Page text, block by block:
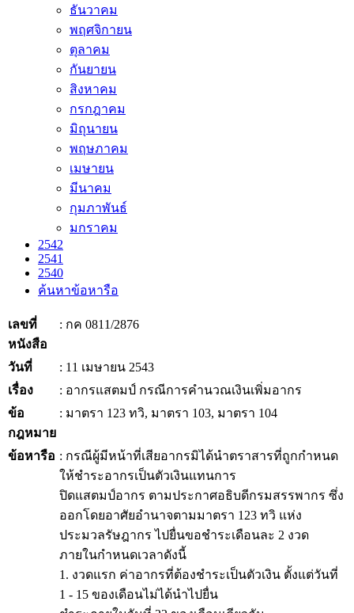
ธันวาคม
พฤศจิกายน
ตุลาคม
กันยายน
สิงหาคม
กรกฎาคม
มิถุนายน
พฤษภาคม
เมษายน
มีนาคม
กุมภาพันธ์
มกราคม
2542
2541
2540
ค้นหาข้อหารือ
เลขที่
หนังสือ
: กค 0811/2876
วันที่
: 11 เมษายน 2543
เรื่อง
: อากรแสตมป์ กรณีการคำนวณเงินเพิ่มอากร
ข้อ
กฎหมาย
: มาตรา 123 ทวิ, มาตรา 103, มาตรา 104
ข้อหารือ : กรณีผู้มีหน้าที่เสียอากรมิได้นำตราสารที่ถูกกำหนด
ให้ชำระอากรเป็นตัวเงินแทนการ
ปิดแสตมป์อากร ตามประกาศอธิบดีกรมสรรพากร ซึ่ง
ออกโดยอาศัยอำนาจตามมาตรา 123 ทวิ แห่ง
ประมวลรัษฎากร ไปยื่นขอชำระเดือนละ 2 งวด
ภายในกำหนดเวลาดังนี้
1. งวดแรก ค่าอากรที่ต้องชำระเป็นตัวเงิน ตั้งแต่วันที่
1 - 15 ของเดือนไม่ได้นำไปยื่น